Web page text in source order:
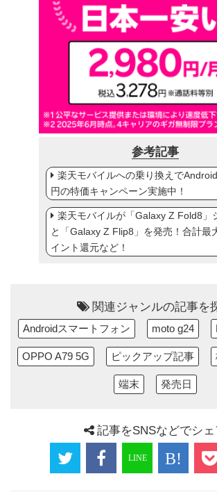
参考記事
楽天モバイルへの乗り換えで
円の特価キャンペーン実施中！
楽天モバイルが「Galaxy Z Fold8」
と「Galaxy Z Flip8」を発売！合計最
イント還元など！
関連ジャンルの記事を
Androidスマートフォン moto g24
OPPO A79 5G ピックアップ記事
端末 発売日
記事をSNSなどでシェ